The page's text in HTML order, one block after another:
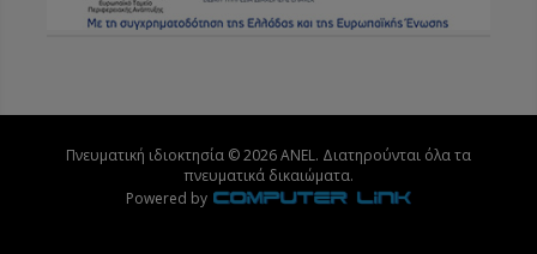
Πνευματική ιδιοκτησία © 2026 ANEL. Διατηρούνται όλα τα
πνευματικά δικαιώματα.
Powered by